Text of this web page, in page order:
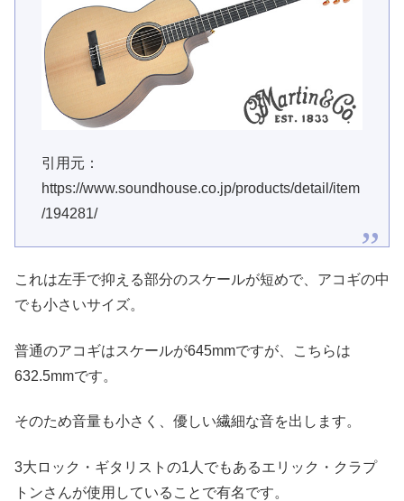
引用元：
https://www.soundhouse.co.jp/products/detail/item
/194281/
これは左手で抑える部分のスケールが短めで、アコギの中
でも小さいサイズ。
普通のアコギはスケールが645mmですが、こちらは
632.5mmです。
そのため音量も小さく、優しい繊細な音を出します。
3大ロック・ギタリストの1人でもあるエリック・クラプ
トンさんが使用していることで有名です。